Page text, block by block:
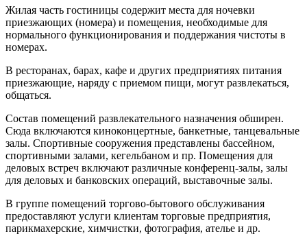
Жилая часть гостиницы содержит места для ночевки
приезжающих (номера) и помещения, необходимые для
нормального функционирования и поддержания чистоты в
номерах.
В ресторанах, барах, кафе и других предприятиях питания
приезжающие, наряду с приемом пищи, могут развлекаться,
общаться.
Состав помещений развлекательного назначения обширен.
Сюда включаются киноконцертные, банкетные, танцевальные
залы. Спортивные сооружения представлены бассейном,
спортивными залами, кегельбаном и пр. Помещения для
деловых встреч включают различные конференц-залы, залы
для деловых и банковских операций, выставочные залы.
В группе помещений торгово-бытового обслуживания
предоставляют услуги клиентам торговые предприятия,
парикмахерские, химчистки, фотография, ателье и др.